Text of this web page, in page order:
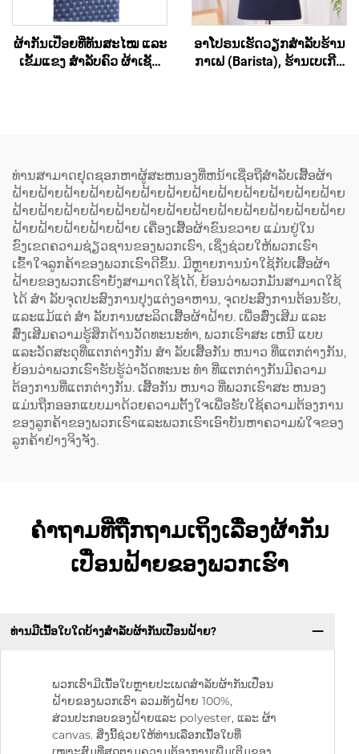
ຜ້າກັນເປື່ອຍທີ່ທັນສະໄໝ ແລະ
ເຂັ້ມແຂງ ສຳລັບຄົວ ຜ້າເຊັດ
ອາໂປຣນເຮັດວຽກສຳລັບຮ້ານ
ກາເຟ (Barista), ຮ້ານເບເກີຣີ່
Back) ປະກອບດ້ວຍເສື້ອຜ້າ
ເປັນສ່ວນປະກອບຂອງ
polyester ແລະ ຜ້າຝ້າ
(Cotton) ສຳລັບທັງຜູ້ຍິງ ແລະ
ຜູ້ຊາຍ
ທ່ານສາມາດຢຸດຊອກຫາຜູ້ສະຫນອງທີ່ຫນ້າເຊື່ອຖືສໍາລັບເສື້ອຜ້າ
ຝ້າຍຝ້າຍຝ້າຍຝ້າຍຝ້າຍຝ້າຍຝ້າຍຝ້າຍຝ້າຍຝ້າຍຝ້າຍຝ້າຍຝ້າຍ
ຝ້າຍຝ້າຍຝ້າຍຝ້າຍຝ້າຍຝ້າຍຝ້າຍຝ້າຍຝ້າຍຝ້າຍຝ້າຍຝ້າຍຝ້າຍ
ຝ້າຍຝ້າຍຝ້າຍຝ້າຍຝ້າຍ ເຄື່ອງເສື້ອຜ້າຂົນຂວາຍ ແມ່ນຢູ່ໃນ
ຂົງເຂດຄວາມຊ່ຽວຊານຂອງພວກເຮົາ, ເຊິ່ງຊ່ວຍໃຫ້ພວກເຮົາ
ເຂົ້າໃຈລູກຄ້າຂອງພວກເຮົາດີຂຶ້ນ. ມີຫຼາຍການນໍາໃຊ້ກັບເສື້ອຜ້າ
ຝ້າຍຂອງພວກເຮົາຍັງສາມາດໃຊ້ໄດ້, ຍ້ອນວ່າພວກມັນສາມາດໃຊ້
ໄດ້ ສໍາ ລັບຈຸດປະສົງການປຸງແຕ່ງອາຫານ, ຈຸດປະສົງການຕ້ອນຮັບ,
ແລະແມ້ແຕ່ ສໍາ ລັບການຜະລິດເສື້ອຜ້າຝ້າຍ. ເພື່ອສົ່ງເສີມ ແລະ
ສົ່ງເສີມຄວາມຮູ້ສຶກດ້ານວັດທະນະທໍາ, ພວກເຮົາສະ ເຫນີ ແບບ
ແລະວັດສະດຸທີ່ແຕກຕ່າງກັນ ສໍາ ລັບເສື້ອກັນ ຫນາວ ທີ່ແຕກຕ່າງກັນ,
ຍ້ອນວ່າພວກເຮົາຮັບຮູ້ວ່າວັດທະນະ ທໍາ ທີ່ແຕກຕ່າງກັນມີຄວາມ
ຕ້ອງການທີ່ແຕກຕ່າງກັນ. ເສື້ອກັນ ຫນາວ ທີ່ພວກເຮົາສະ ຫນອງ
ແມ່ນຖືກອອກແບບມາດ້ວຍຄວາມຕັ້ງໃຈເພື່ອຮັບໃຊ້ຄວາມຕ້ອງການ
ຂອງລູກຄ້າຂອງພວກເຮົາແລະພວກເຮົາເອົາບັນຫາຄວາມພໍໃຈຂອງ
ລູກຄ້າຢ່າງຈິງຈັງ.
ຄຳຖາມທີ່ຖືກຖາມເຖິງເລື່ອງຜ້າກັນ
ເປື່ອນຝ້າຍຂອງພວກເຮົາ
ທ່ານມີເນື້ອໃບໃດບ້າງສຳລັບຜ້າກັນເປື່ອນຝ້າຍ?
ພວກເຮົາມີເນື້ອໃບຫຼາຍປະເພດສຳລັບຜ້າກັນເປື່ອນ
ຝ້າຍຂອງພວກເຮົາ ລວມທັງຝ້າຍ 100%,
ສ່ວນປະກອບຂອງຝ້າຍແລະ polyester, ແລະ ຜ້າ
canvas. ສິ່ງນີ້ຊ່ວຍໃຫ້ທ່ານເລືອກເນື້ອໃບທີ່